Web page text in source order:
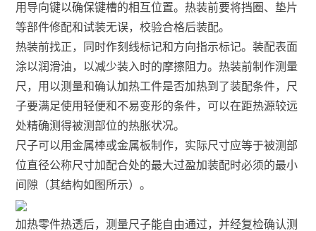
用导向键以确保键槽的相互位置。热装前要将挡圈、垫片
等部件修配和试装无误，校验合格后装配。
热装前找正，同时作刻线标记和方向指示标记。装配表面
涂以润滑油，以减少装入时的摩擦阻力。热装前制作测量
尺，用以测量和确认加热工件是否加热到了装配条件，尺
子要满足使用轻便和不易变形的条件，可以在距热源较远
处精确测得被测部位的热胀状况。
尺子可以用金属棒或金属板制作，实际尺寸应等于被测部
位直径公称尺寸加配合处的最大过盈加装配时必须的最小
间隙（其结构如图所示）。
加热零件热透后，测量尺子能自由通过，并经复检确认测